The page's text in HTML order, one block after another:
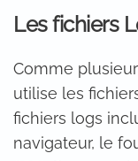
Les fichiers
Comme
utilise les
fichiers logs
navigateur, le